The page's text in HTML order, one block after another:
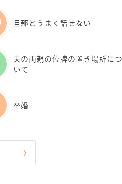
旦那とうまく話せない
夫の両親の位牌の置き場所につ
いて
卒婚